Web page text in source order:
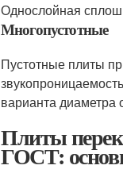
Однослойная
Многопустотные
Пустотные плиты
варианта диаметра
Плиты
ГОСТ: